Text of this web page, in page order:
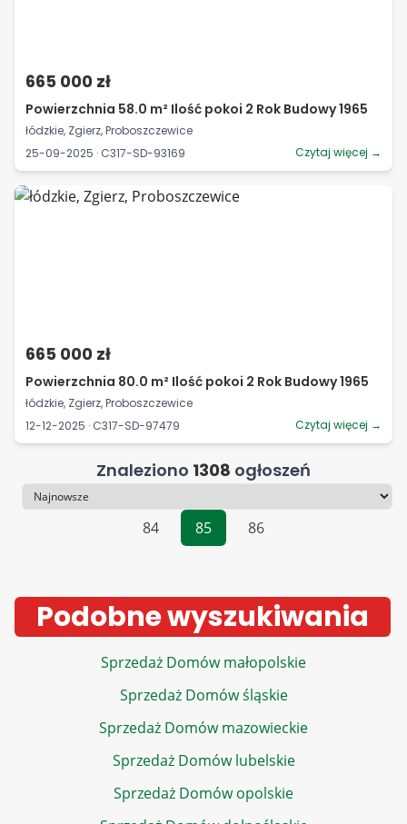
665 000 zł
Powierzchnia 58.0 m² Ilość pokoi 2 Rok Budowy 1965
łódzkie, Zgierz, Proboszczewice
25-09-2025 · C317-SD-93169
Czytaj więcej →
665 000 zł
Powierzchnia 80.0 m² Ilość pokoi 2 Rok Budowy 1965
łódzkie, Zgierz, Proboszczewice
12-12-2025 · C317-SD-97479
Czytaj więcej →
Znaleziono 1308 ogłoszeń
Sortowanie
84
85 86
Podobne wyszukiwania
Sprzedaż Domów małopolskie
Sprzedaż Domów śląskie
Sprzedaż Domów mazowieckie
Sprzedaż Domów lubelskie
Sprzedaż Domów opolskie